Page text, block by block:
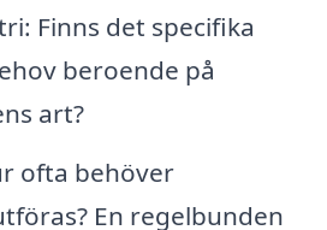
Finns det specifika
beroende på
art?
ofta behöver
En regelbunden